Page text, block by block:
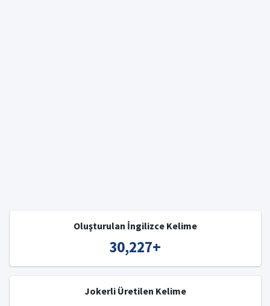
Oluşturulan İngilizce Kelime
30,227+
Jokerli Üretilen Kelime